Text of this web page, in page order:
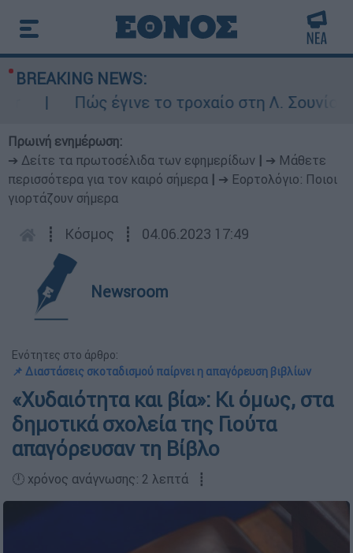
BREAKING NEWS:
Πώς έγινε το τροχαίο στη Λ. Σουνίου:
Πρωινή ενημέρωση:
➔ Δείτε τα πρωτοσέλιδα των εφημερίδων
➔ Μάθετε
περισσότερα για τον καιρό σήμερα
➔ Εορτολόγιο: Ποιοι
γιορτάζουν σήμερα
┋ Κόσμος ┋ 04.06.2023 17:49
Newsroom
Ενότητες στο άρθρο:
📌 Διαστάσεις σκοταδισμού παίρνει η απαγόρευση βιβλίων
«Χυδαιότητα και βία»: Κι όμως, στα
δημοτικά σχολεία της Γιούτα
απαγόρευσαν τη Βίβλο
🕛 χρόνος ανάγνωσης: 2 λεπτά ┋